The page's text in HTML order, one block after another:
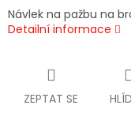
Návlek na pažbu na
Detailní informace
ZEPTAT SE